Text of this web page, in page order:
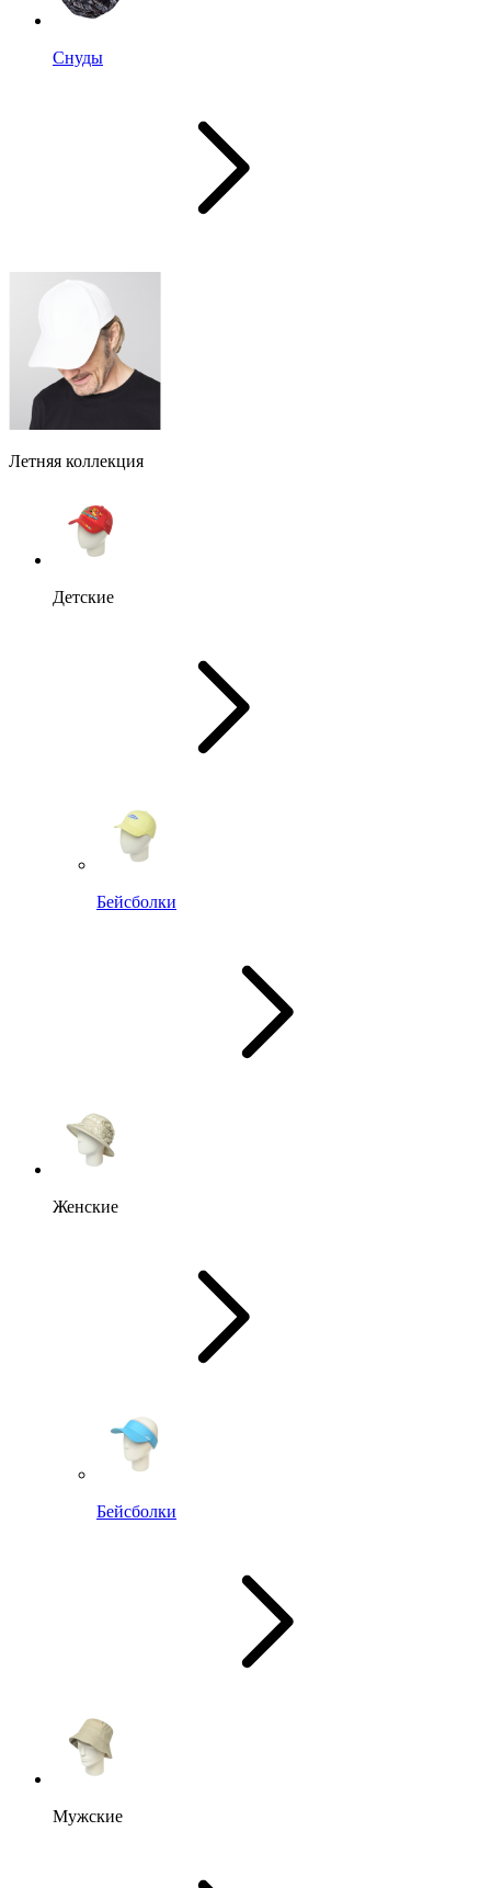
Снуды
Летняя коллекция
Детские
Бейсболки
Женские
Бейсболки
Мужские